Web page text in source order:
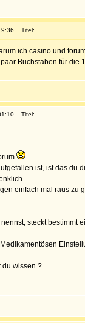
Titel:
ich casino und
Buchstaben für die
Titel:
ist, ist das du
einfach mal raus
steckt bestimmt
du wissen ?